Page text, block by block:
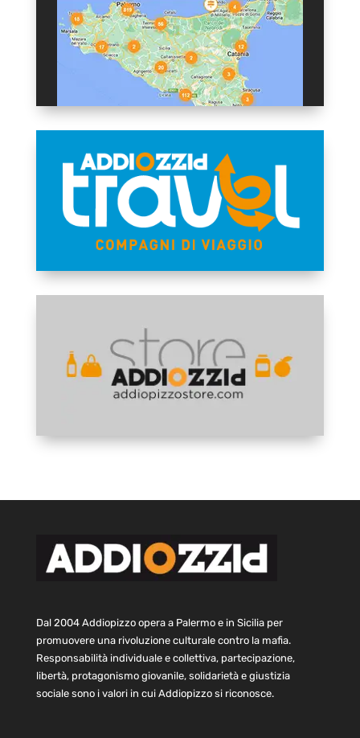
Dal 2004 Addiopizzo opera a Palermo e in Sicilia per
promuovere una rivoluzione culturale contro la mafia.
Responsabilità individuale e collettiva, partecipazione,
libertà, protagonismo giovanile, solidarietà e giustizia
sociale sono i valori in cui Addiopizzo si riconosce.